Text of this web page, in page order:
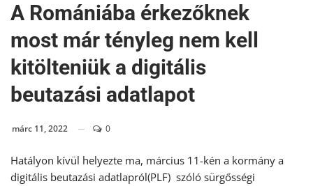
A Romániába érkezőknek
most már tényleg nem kell
kitölteniük a digitális
beutazási adatlapot
márc 11, 2022 0
Hatályon kívül helyezte ma, március 11-kén a kormány a
digitális beutazási adatlapról(PLF) szóló sürgősségi